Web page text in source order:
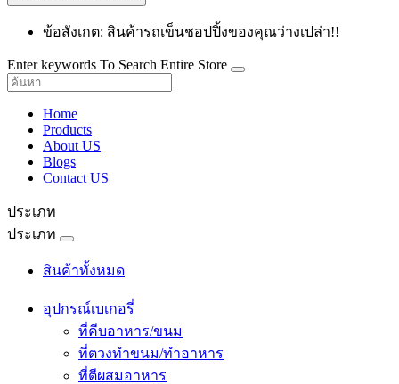
ข้อสังเกต: สินค้ารถเข็นชอปปิ้งของคุณว่างเปล่า!!
Enter keywords To Search Entire Store
Home
Products
About US
Blogs
Contact US
ประเภท
ประเภท
สินค้าทั้งหมด
อุปกรณ์เบเกอรี่
ที่คีบอาหาร/ขนม
ที่ตวงทำขนม/ทำอาหาร
ที่ตีผสมอาหาร